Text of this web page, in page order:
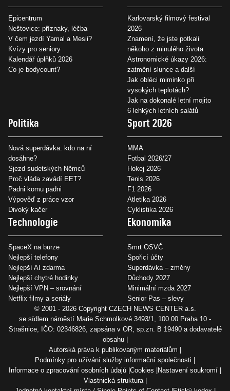
Epicentrum
Neštovice: příznaky, léčba
V čem jezdí Yamal a Mesii?
Kvízy pro seniory
Kalendář úplňků 2026
Co je bodycount?
Karlovarský filmový festival
2026
Znamení, že jste potkali
někoho z minulého života
Astronomické úkazy 2026:
zatmění slunce a další
Jak obléci miminko při
vysokých teplotách?
Jak na dokonalé letní mojito
6 lehkých letních salátů
Politika
Nová superdávka: kdo na ní
dosáhne?
Sjezd sudetských Němců
Proč vláda zavádí EET?
Padni komu padni
Výpověď z práce vzor
Divoký kačer
Sport 2026
MMA
Fotbal 2026/27
Hokej 2026
Tenis 2026
F1 2026
Atletika 2026
Cyklistika 2026
Technologie
SpaceX na burze
Nejlepší telefony
Nejlepší AI zdarma
Nejlepší chytré hodinky
Nejlepší VPN – srovnání
Netflix filmy a seriály
Ekonomika
Smrt OSVČ
Spořicí účty
Superdávka – změny
Důchody 2027
Minimální mzda 2027
Senior Pas – slevy
© 2001 - 2026 Copyright CZECH NEWS CENTER a.s.
se sídlem náměstí Marie Schmolkové 3493/1, 100 00 Praha 10 -
Strašnice, IČO: 02346826, zapsána v OR, sp.zn. B 19490 a dodavatelé
obsahu
Autorská práva k publikovaným materiálům
Podmínky pro užívání služby informační společnosti
Informace o zpracování osobních údajů Cookies Nastavení soukromí
Vlastnická struktura